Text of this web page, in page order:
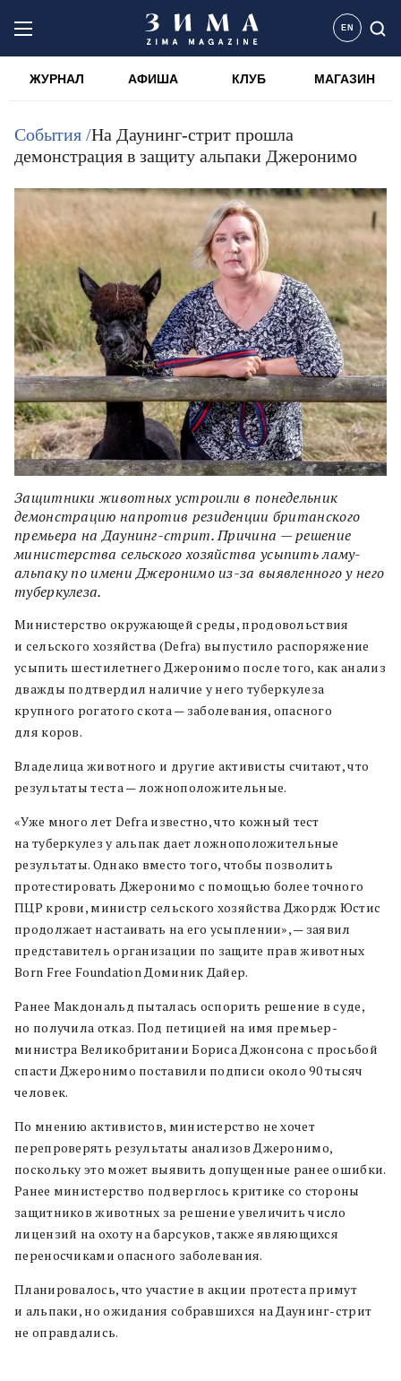
EN
ЖУРНАЛ АФИША КЛУБ МАГАЗИН
События /На Даунинг-стрит прошла
демонстрация в защиту альпаки Джеронимо
Защитники животных устроили в понедельник
демонстрацию напротив резиденции британского
премьера на Даунинг-стрит. Причина — решение
министерства сельского хозяйства усыпить ламу-
альпаку по имени Джеронимо из-за выявленного у него
туберкулеза.
Министерство окружающей среды, продовольствия
и сельского хозяйства (Defra) выпустило распоряжение
усыпить шестилетнего Джеронимо после того, как анализ
дважды подтвердил наличие у него туберкулеза
крупного рогатого скота — заболевания, опасного
для коров.
Владелица животного и другие активисты считают, что
результаты теста — ложноположительные.
«Уже много лет Defra известно, что кожный тест
на туберкулез у альпак дает ложноположительные
результаты. Однако вместо того, чтобы позволить
протестировать Джеронимо с помощью более точного
ПЦР крови, министр сельского хозяйства Джордж Юстис
продолжает настаивать на его усыплении», — заявил
представитель организации по защите прав животных
Born Free Foundation Доминик Дайер.
Ранее Макдональд пыталась оспорить решение в суде,
но получила отказ. Под петицией на имя премьер-
министра Великобритании Бориса Джонсона с просьбой
спасти Джеронимо поставили подписи около 90 тысяч
человек.
По мнению активистов, министерство не хочет
перепроверять результаты анализов Джеронимо,
поскольку это может выявить допущенные ранее ошибки.
Ранее министерство подверглось критике со стороны
защитников животных за решение увеличить число
лицензий на охоту на барсуков, также являющихся
переносчиками опасного заболевания.
Планировалось, что участие в акции протеста примут
и альпаки, но ожидания собравшихся на Даунинг-стрит
не оправдались.